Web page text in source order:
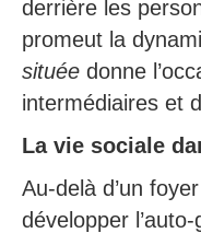
derrière les
promeut la
située donne
intermédiaires et
La vie sociale
Au-delà d’un
développer